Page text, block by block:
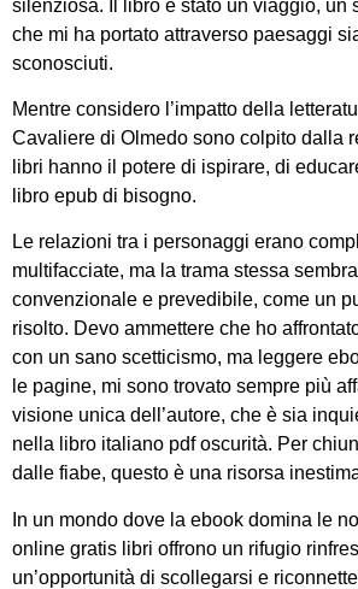
silenziosa. Il libro è stato un viaggio, un
che mi ha portato attraverso paesaggi
sconosciuti.
Mentre considero l’impatto della
Cavaliere di Olmedo sono colpito dalla
libri hanno il potere di ispirare, di
libro epub di bisogno.
Le relazioni tra i personaggi erano
multifacciate, ma la trama stessa
convenzionale e prevedibile, come un
risolto. Devo ammettere che ho
con un sano scetticismo, ma leggere
le pagine, mi sono trovato sempre più
visione unica dell’autore, che è sia
nella libro italiano pdf oscurità. Per
dalle fiabe, questo è una risorsa
In un mondo dove la ebook domina le
online gratis libri offrono un rifugio
un’opportunità di scollegarsi e